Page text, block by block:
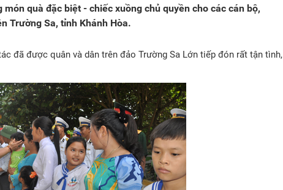
quà đặc biệt - chiếc xuồng chủ quyền cho các cán bộ,
Trường Sa, tỉnh Khánh Hòa.
đã được quân và dân trên đảo Trường Sa Lớn tiếp đón rất tận tình,